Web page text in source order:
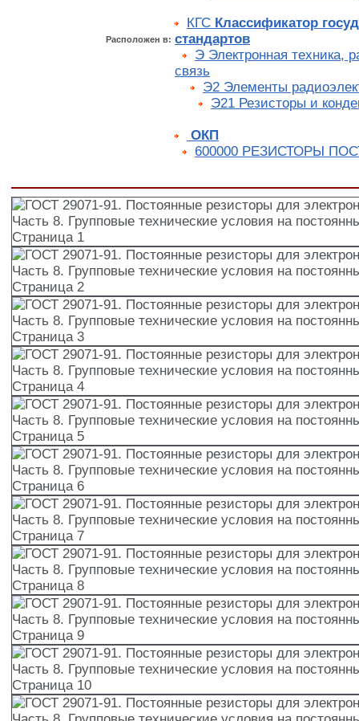
Расположен в:
КГС Классификатор
стандартов
Э Электронная техника,
связь
Э2 Элементы
Э21 Резисторы и
ОКП
600000 РЕЗИСТОРЫ